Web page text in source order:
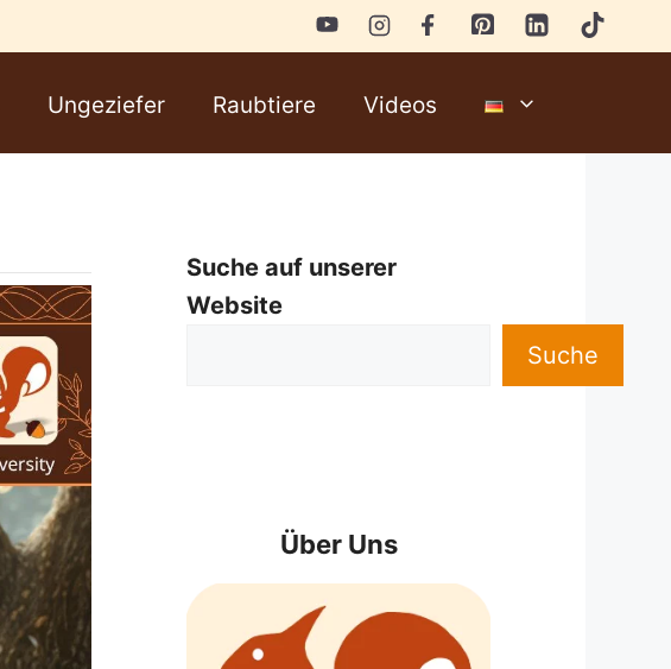
Ungeziefer Raubtiere Videos
Suche auf unserer
Website
Suche
Über Uns